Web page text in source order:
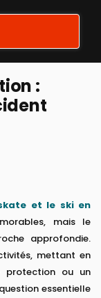
:
et le ski en
mais le
approfondie.
mettant en
protection ou un
essentielle